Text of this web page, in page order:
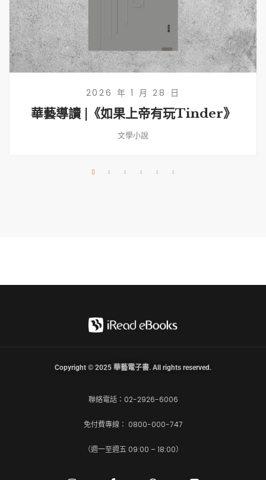
2026 年 1 月 28 日
華藝導讀 |《如果上帝有玩Tinder》
文學小說
聯絡電話：02-2926-6006
免付費專線： 0800-000-747
（週一至週五 09:00 – 18:00）
Copyright © 2025 華藝電子書. All rights reserved.